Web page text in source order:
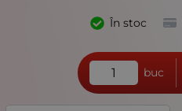
În stoc
buc